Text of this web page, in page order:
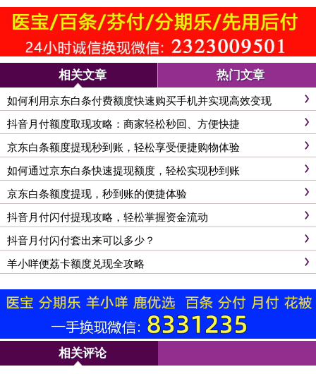
相关文章 热门文章
如何利用京东白条付费额度快速购买手机并实现高效变现
抖音月付额度取现攻略：商家轻松秒回、方便快捷
京东白条额度提现秒到账，轻松享受便捷购物体验
如何通过京东白条快速提现额度，轻松实现秒到账
京东白条额度提现，秒到账的便捷体验
抖音月付闪付提现攻略，轻松掌握资金流动
抖音月付闪付套出来可以多少？
羊小咩便荔卡额度兑现全攻略
相关评论